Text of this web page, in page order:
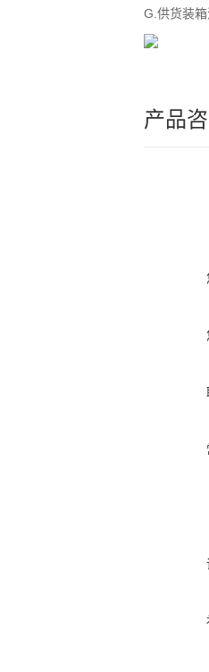
G.供货装
产品